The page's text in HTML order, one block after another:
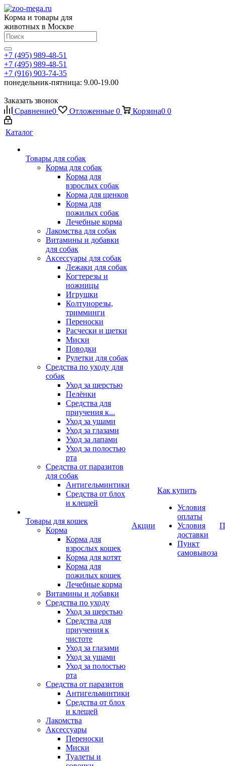
Корма и товары для
животных в Москве
+7 (495) 989-48-51
+7 (495) 989-48-51
+7 (916) 903-74-35
понедельник-пятница: 9.00-19.00
Заказать звонок
Сравнение0 Отложенные 0 Корзина0 0
Каталог
Товары для собак
Корма для собак
Корма для
взрослых собак
Корма для щенков
Корма для
пожилых собак
Лечебные корма
Лакомства для собак
Витамины и добавки
для собак
Аксессуары для собак
Лежаки для собак
Когтерезы и
ножницы
Игрушки
Колтунорезы,
тримминги
Переноски
Расчески и щетки
Миски
Поводки
Рулетки для собак
Средства по уходу для
собак
Уход за шерстью
Пелёнки
Средства для
приучения к...
Уход за ушами
Уход за глазами
Уход за лапами
Уход за полостью
рта
Средства от паразитов
для собак
Антигельминтики
Средства от блох
и клещей
Товары для кошек
Корма
Корма для
взрослых кошек
Корма для котят
Корма для
пожилых кошек
Лечебные корма
Витамины и добавки
Средства по уходу
Уход за шерстью
Средства для
приучения к
чистоте
Уход за глазами
Уход за ушами
Уход за полостью
рта
Средства от паразитов
Антигельминтики
Средства от блох
и клещей
Лакомства
Аксессуары
Переноски
Миски
Туалеты и
Акции
Как купить
Условия
оплаты
Условия
доставки
Пункт
самовывоза